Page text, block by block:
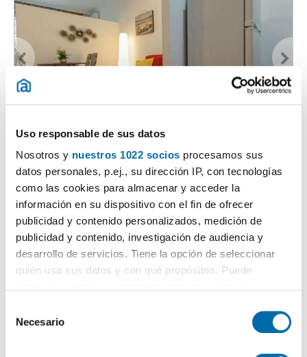
Uso responsable de sus datos
Nosotros y nuestros 1022 socios procesamos sus
datos personales, p.ej., su dirección IP, con tecnologías
como las cookies para almacenar y acceder la
información en su dispositivo con el fin de ofrecer
publicidad y contenido personalizados, medición de
publicidad y contenido, investigación de audiencia y
desarrollo de servicios. Tiene la opción de seleccionar
quién usa sus datos y con qué propósitos. Puede
el Menú de consentimiento.
Necesario
660€
40m2 Piso
Casco Antiguo, San Gil, Sevilla
Anrufen
Kontaktieren